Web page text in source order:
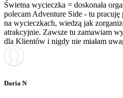
Świetna wycieczka = doskonała
polecam Adventure Side - tu
na wycieczkach, wiedzą jak
atrakcyjnie. Zawsze tu zamawiam
dla Klientów i nigdy nie miałam
Daria N